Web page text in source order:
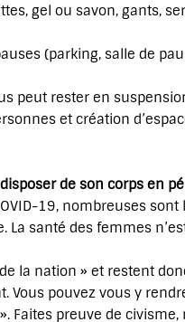
gel ou savon, gants,
(parking, salle de
peut rester en
et création
de son corps en
19, nombreuses
santé des femmes
la nation » et restent
pouvez vous y
Faites preuve de